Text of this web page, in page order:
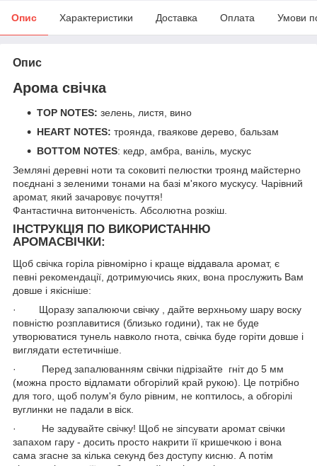
Опис Характеристики Доставка Оплата Умови
Опис
Арома свічка
TOP NOTES: зелень, листя, вино
HEART NOTES: троянда, гваякове дерево, бальзам
BOTTOM NOTES: кедр, амбра, ваніль, мускус
Земляні деревні ноти та соковиті пелюстки троянд майстерно
поєднані з зеленими тонами на базі м'якого мускусу. Чарівний
аромат, який зачаровує почуття!
Фантастична витонченість. Абсолютна розкіш.
ІНСТРУКЦІЯ ПО ВИКОРИСТАННЮ
АРОМАСВІЧКИ:
Щоб свічка горіла рівномірно і краще віддавала аромат, є
певні рекомендації, дотримуючись яких, вона прослужить Вам
довше і якісніше:
· Щоразу запалюючи свічку , дайте верхньому шару воску
повністю розплавитися (близько години), так не буде
утворюватися тунель навколо гнота, свічка буде горіти довше і
виглядати естетичніше.
· Перед запалюванням свічки підрізайте гніт до 5 мм
(можна просто відламати обгорілий край рукою). Це потрібно
для того, щоб полум'я було рівним, не коптилось, а обгорілі
вуглинки не падали в віск.
· Не задувайте свічку! Щоб не зіпсувати аромат свічки
запахом гару - досить просто накрити її кришечкою і вона
сама згасне за кілька секунд без доступу кисню. А потім